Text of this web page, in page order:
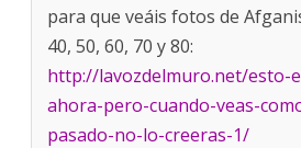
para que veáis fotos de
40, 50, 60, 70 y 80:
http://lavozdelmuro.net/esto-
ahora-pero-cuando-veas-
pasado-no-lo-creeras-1/